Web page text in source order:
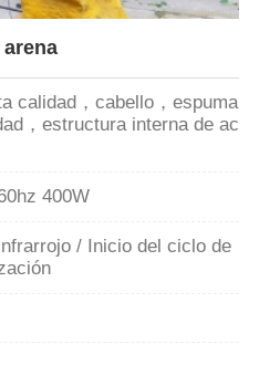
calidad，cabello，espuma
，estructura interna de ac
400W
/ Inicio del ciclo de